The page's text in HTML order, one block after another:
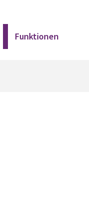
Funktionen